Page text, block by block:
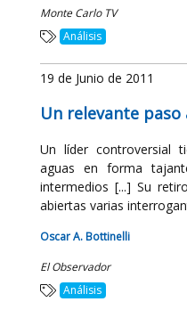
Monte Carlo TV
Análisis
19 de Junio de 2011
Un relevante paso
Un líder controversial
aguas en forma
intermedios [...] Su
abiertas varias
Oscar A. Bottinelli
El Observador
Análisis